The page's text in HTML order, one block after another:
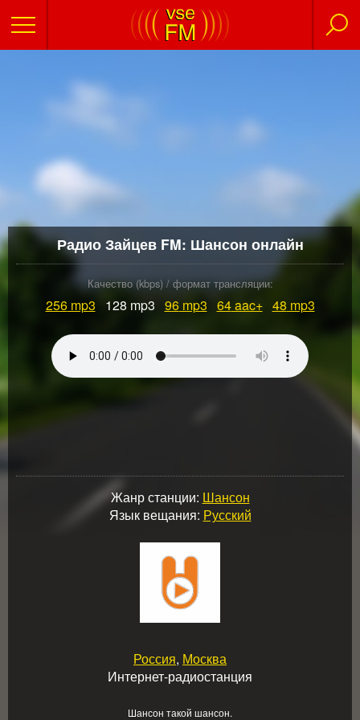
Радио Зайцев FM: Шансон онлайн
Качество (kbps) / формат трансляции:
256mp3 128 mp3 96mp3 64aac+ 48 mp3
Жанр станции: Шансон
Язык вещания: Русский
Россия, Москва
Интернет-радиостанция
Шансон такой шансон.